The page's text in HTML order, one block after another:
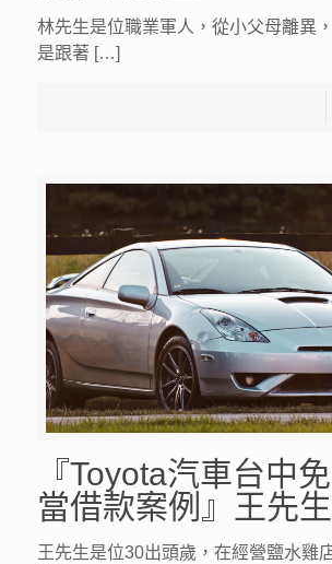
林先生是位職業軍人，從小父母離異
是跟著 […]
『Toyota汽車台中
當借款案例』王先生
王先生是位30出頭歲，在經營鹽水雞